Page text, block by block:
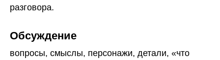
разговора.
Обсуждение
вопросы, смыслы, персонажи, детали, «что